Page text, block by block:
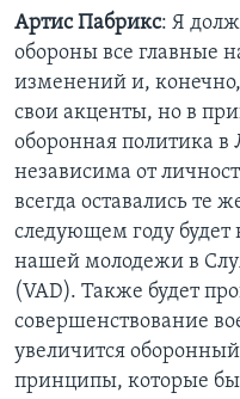
Артис Пабрикс: Я
обороны все главные
изменений и,
свои акценты, но в
оборонная политика
независима от
всегда оставались те
следующем году
нашей молодежи в
(VAD). Также будет
совершенствование
увеличится
принципы, которые